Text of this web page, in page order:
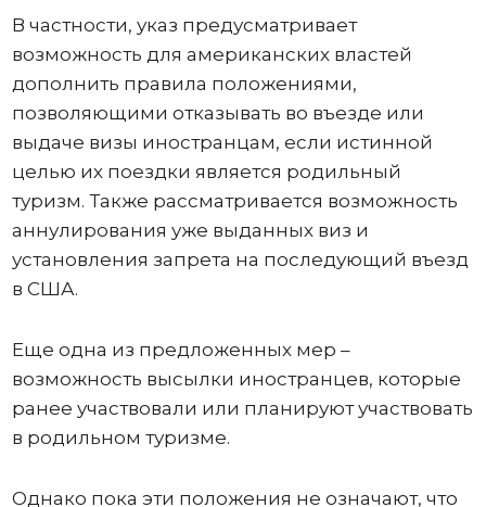
В частности, указ предусматривает
возможность для американских властей
дополнить правила положениями,
позволяющими отказывать во въезде или
выдаче визы иностранцам, если истинной
целью их поездки является родильный
туризм. Также рассматривается возможность
аннулирования уже выданных виз и
установления запрета на последующий въезд
в США.
Еще одна из предложенных мер –
возможность высылки иностранцев, которые
ранее участвовали или планируют участвовать
в родильном туризме.
Однако пока эти положения не означают, что